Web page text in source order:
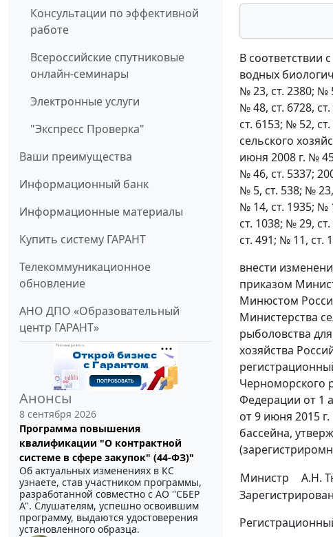
Консультации по эффективной
работе
Всероссийские спутниковые
онлайн-семинары
Электронные услуги
"Экспресс Проверка"
Ваши преимущества
Информационный банк
Информационные материалы
Купить систему ГАРАНТ
Телекоммуникационное
обновление
АНО ДПО «Образовательный
центр ГАРАНТ»
Анонсы
8 сентября 2026
Программа повышения
квалификации "О контрактной
системе в сфере закупок" (44-ФЗ)"
Об актуальных изменениях в КС
узнаете, став участником программы,
разработанной совместно с АО ''СБЕР
А". Слушателям, успешно освоившим
программу, выдаются удостоверения
установленного образца.
В соответствии
водных
№ 23, ст. 2380; №
№ 48, ст. 6728,
ст. 6153; № 52,
сельского
июня 2008 г. №
№ 46, ст. 5337;
№ 5, ст. 538; №
№ 14, ст. 1935; №
ст. 1038; № 29,
ст. 491; № 11, ст.
внести
приказом
Минюстом
Министерства
рыболовства
хозяйства
Черноморского
Федерации от 1
от 9 июня 2015
бассейна,
Министр
А.Н.